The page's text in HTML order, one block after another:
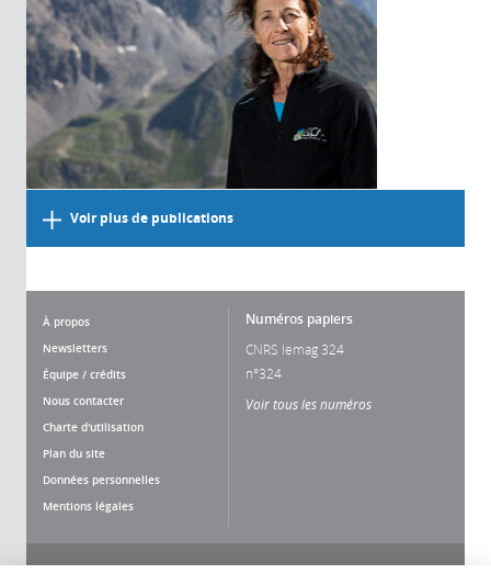
Voir plus de publications
À propos
Newsletters
Équipe / crédits
Nous contacter
Charte d'utilisation
Plan du site
Données personnelles
Mentions légales
Numéros papiers
CNRS lemag 324
n°324
Voir tous les numéros